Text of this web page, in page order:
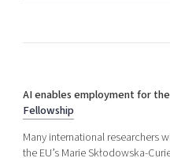
AI enables employment for the
Fellowship
Many international researchers
the EU’s Marie Skłodowska-